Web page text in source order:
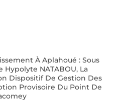
À Aplahoué : Sous
Hypolyte NATABOU, La
Dispositif De Gestion Des
Provisoire Du Point De